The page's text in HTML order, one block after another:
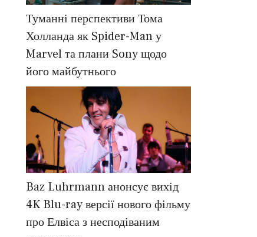
Туманні перспективи Тома
Холланда як Spider-Man у
Marvel та плани Sony щодо
його майбутнього
Baz Luhrmann анонсує вихід
4K Blu-ray версії нового фільму
про Елвіса з несподіваним